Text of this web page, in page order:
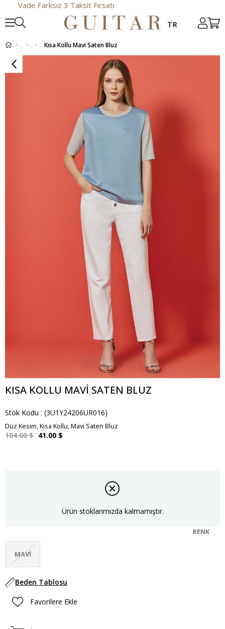
Farksız 3 Taksit Fırsatı
Kısa Kollu Mavi Saten Bluz
KISA KOLLU MAVI SATEN BLUZ
Stok Kodu (3U1Y24206UR016)
Düz Kesim, Kısa Kollu, Mavi Saten Bluz
104.00 $ 41.00 $
Ürün stoklarımızda kalmamıştır.
RENK
MAVI
Beden Tablosu
Favorilere Ekle